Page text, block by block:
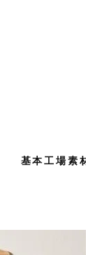
基本工場素